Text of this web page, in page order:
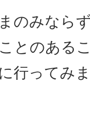
のみなら
とのある
行ってみ